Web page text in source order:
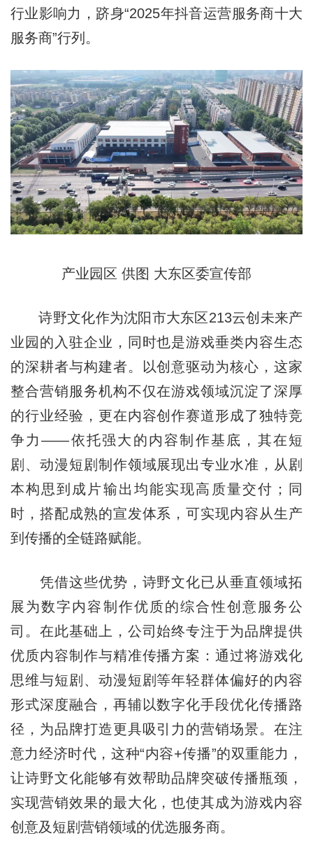
行业影响力，跻身“2025年抖音运营服务商十大
服务商”行列。
产业园区 供图 大东区委宣传部
诗野文化作为沈阳市大东区213云创未来产
业园的入驻企业，同时也是游戏垂类内容生态
的深耕者与构建者。以创意驱动为核心，这家
整合营销服务机构不仅在游戏领域沉淀了深厚
的行业经验，更在内容创作赛道形成了独特竞
争力——依托强大的内容制作基底，其在短
剧、动漫短剧制作领域展现出专业水准，从剧
本构思到成片输出均能实现高质量交付；同
时，搭配成熟的宣发体系，可实现内容从生产
到传播的全链路赋能。
凭借这些优势，诗野文化已从垂直领域拓
展为数字内容制作优质的综合性创意服务公
司。在此基础上，公司始终专注于为品牌提供
优质内容制作与精准传播方案：通过将游戏化
思维与短剧、动漫短剧等年轻群体偏好的内容
形式深度融合，再辅以数字化手段优化传播路
径，为品牌打造更具吸引力的营销场景。在注
意力经济时代，这种“内容+传播”的双重能力，
让诗野文化能够有效帮助品牌突破传播瓶颈，
实现营销效果的最大化，也使其成为游戏内容
创意及短剧营销领域的优选服务商。